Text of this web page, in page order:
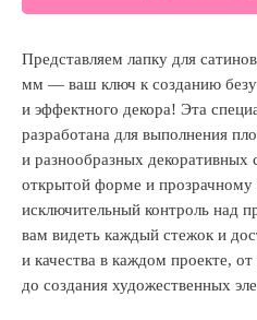
Представляем лапку для
мм — ваш ключ к созданию
и эффектного декора! Эта
разработана для выполнения
и разнообразных декоративных
открытой форме и прозрачному
исключительный контроль над
вам видеть каждый стежок и
и качества в каждом проекте,
до создания художественных